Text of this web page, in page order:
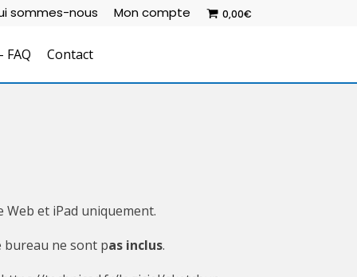
sommes-nous Mon compte 0,00€
FAQ Contact
et iPad uniquement.
bureau ne sont pas inclus.